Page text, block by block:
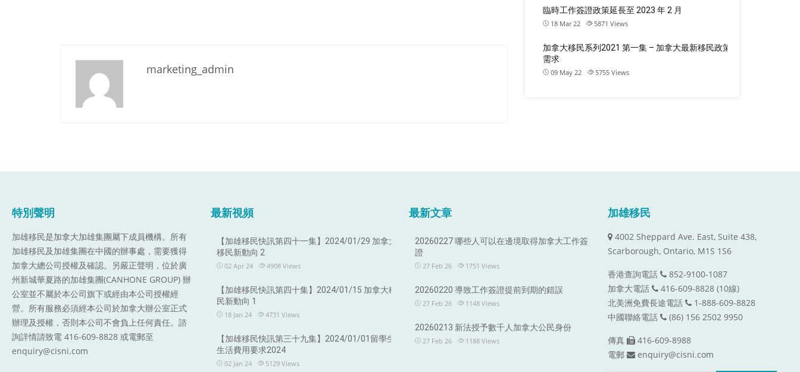
marketing_admin
臨時工作簽證政策延長至 2023 年 2 月
18 Mar 22 5871 Views
加拿大移民系列2021 第一集 – 加拿大最新移民政策
需求
09 May 22 5755 Views
特別聲明
加雄移民是加拿大加雄集團屬下成員機構。 所有
加雄移民及加雄集團在中國的辦事處，需要獲得
加拿大總公司授權及確認。另嚴正聲明，位於廣
州新城華夏路的加雄集團(CANHONE GROUP) 辦
公室並不屬於本公司旗下或經由本公司授權經
營。所有服務必須經本公司於加拿大辦公室正式
辦理及授權，否則本公司不會負上任何責任。諮
詢詳情請致電 416-609-8828 或電郵至
enquiry@cisni.com
最新視頻
【加雄移民快訊第四十一集】2024/01/29 加拿大
移民新動向 2
02 Apr 24 4908 Views
【加雄移民快訊第四十集】2024/01/15 加拿大移
民新動向 1
18 Jan 24 4731 Views
【加雄移民快訊第三十九集】2024/01/01留學生
生活費用要求2024
02 Jan 24 5129 Views
最新文章
20260227 哪些人可以在邊境取得加拿大工作簽
證
27 Feb 26 1751 Views
20260220 導致工作簽證提前到期的錯誤
27 Feb 26 1148 Views
20260213 新法授予數千人加拿大公民身份
27 Feb 26 1188 Views
加雄移民
4002 Sheppard Ave. East, Suite 438,
Scarborough, Ontario, M1S 1S6
香港查詢電話
852-9100-1087
加拿大電話
416-609-8828 (10線)
北美洲免費長途電話
1-888-609-8828
中國聯絡電話
(86) 156 2502 9950
傳真
416-609-8988
電郵
enquiry@cisni.com